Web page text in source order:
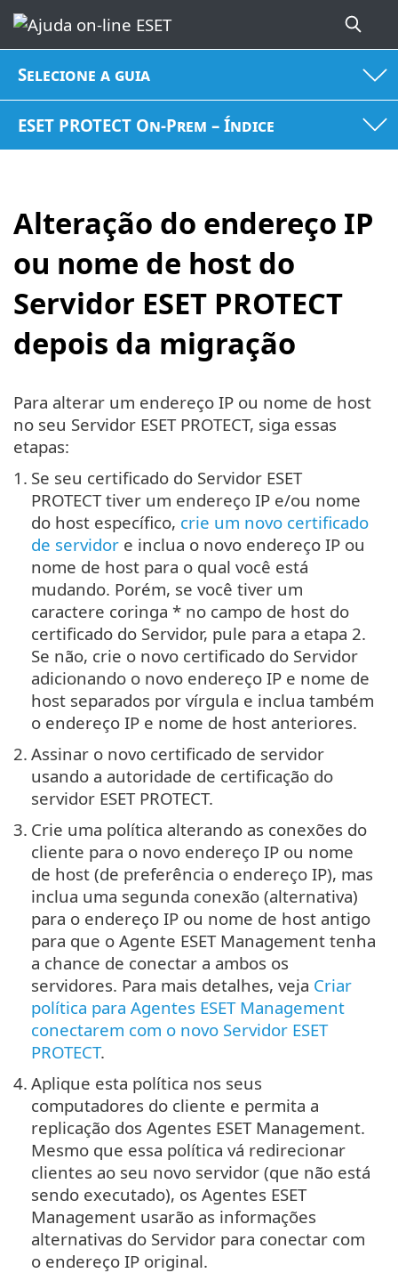
Selecione a guia
ESET PROTECT On-Prem – Índice
Alteração do endereço IP
ou nome de host do
Servidor ESET PROTECT
depois da migração
Para alterar um endereço IP ou nome de host
no seu Servidor ESET PROTECT, siga essas
etapas:
1. Se seu certificado do Servidor ESET
PROTECT tiver um endereço IP e/ou nome
do host específico, crie um novo certificado
de servidor e inclua o novo endereço IP ou
nome de host para o qual você está
mudando. Porém, se você tiver um
caractere coringa * no campo de host do
certificado do Servidor, pule para a etapa 2.
Se não, crie o novo certificado do Servidor
adicionando o novo endereço IP e nome de
host separados por vírgula e inclua também
o endereço IP e nome de host anteriores.
2. Assinar o novo certificado de servidor
usando a autoridade de certificação do
servidor ESET PROTECT.
3. Crie uma política alterando as conexões do
cliente para o novo endereço IP ou nome
de host (de preferência o endereço IP), mas
inclua uma segunda conexão (alternativa)
para o endereço IP ou nome de host antigo
para que o Agente ESET Management tenha
a chance de conectar a ambos os
servidores. Para mais detalhes, veja Criar
política para Agentes ESET Management
conectarem com o novo Servidor ESET
PROTECT.
4. Aplique esta política nos seus
computadores do cliente e permita a
replicação dos Agentes ESET Management.
Mesmo que essa política vá redirecionar
clientes ao seu novo servidor (que não está
sendo executado), os Agentes ESET
Management usarão as informações
alternativas do Servidor para conectar com
o endereço IP original.